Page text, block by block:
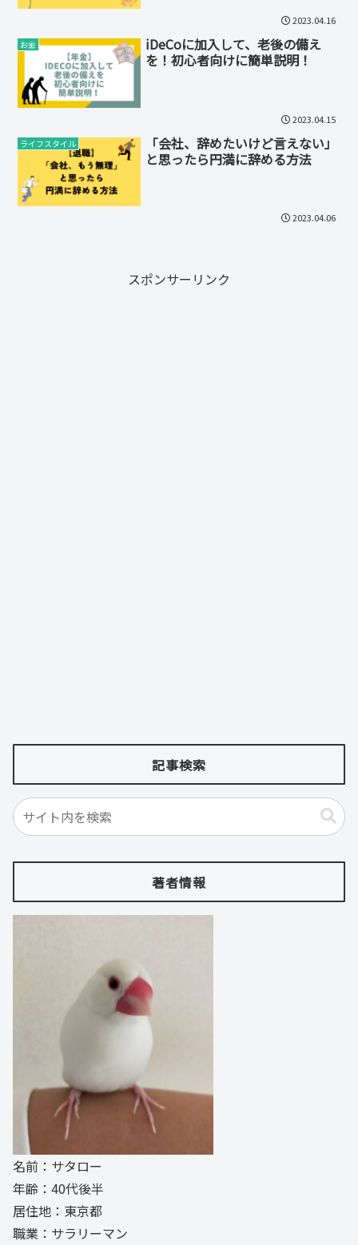
2023.04.16
お金
iDeCoに加入して、老後の備え
を！初心者向けに簡単説明！
2023.04.15
ライフスタイル
「会社、辞めたいけど言えない」
と思ったら円満に辞める方法
2023.04.06
スポンサーリンク
記事検索
著者情報
名前：サタロー
年齢：40代後半
居住地：東京都
職業：サラリーマン